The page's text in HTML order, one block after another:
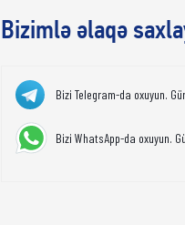
Bizimlə əlaqə
Bizi Telegram-da oxuyun.
Bizi WhatsApp-da oxuyun.